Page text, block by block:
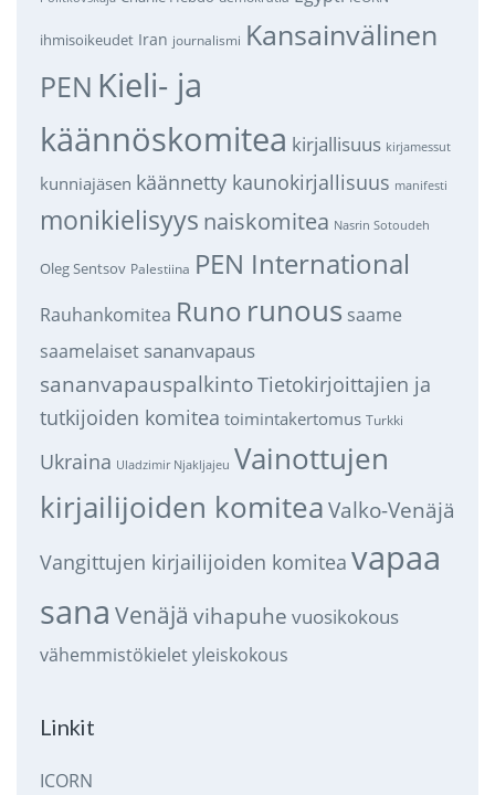
ihmisoikeudet Iran journalismi Kansainvälinen
PEN Kieli- ja
käännöskomitea kirjallisuus kirjamessut
kunniajäsen käännetty kaunokirjallisuus manifesti
monikielisyys naiskomitea Nasrin Sotoudeh
Oleg Sentsov Palestiina PEN International
Rauhankomitea Runo runous saame
saamelaiset sananvapaus
sananvapauspalkintoTietokirjoittajien ja
tutkijoiden komitea toimintakertomus Turkki
Ukraina Uladzimir Njakljajeu Vainottujen
kirjailijoiden komitea Valko-Venäjä
Vangittujen kirjailijoiden komitea vapaa
sana Venäjä vihapuhe vuosikokous
vähemmistökieletyleiskokous
Linkit
ICORN